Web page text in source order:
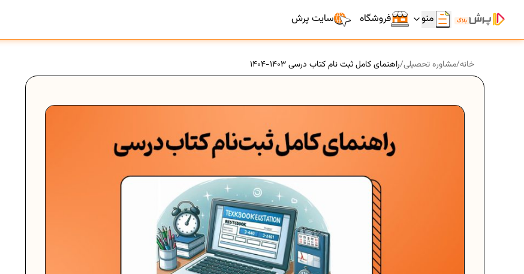
سایت پرش فروشگاه منو
خانه/مشاوره تحصیلی/راهنمای کامل ثبت‌ نام کتاب درسی 1403-1404